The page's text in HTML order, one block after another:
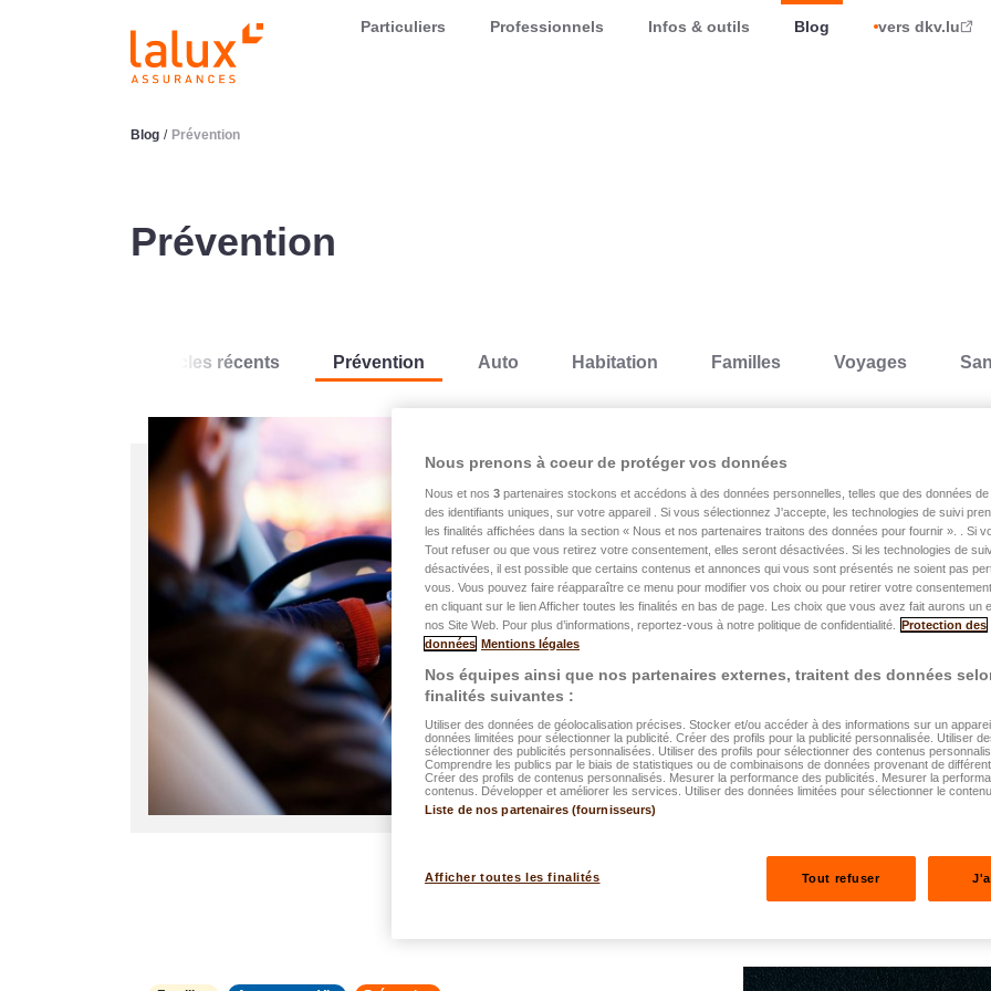
LALUX AssurancesParticuliers Professionnels Infos & outils Blog vers dkv.lu
Blog / Prévention
Prévention
Articles récents Prévention Auto Habitation Familles Voyages
27.01.2025
Tout savoir sur
Luxembourg
L’assurance auto peut
vous protéger sur la
conducteur expérimenté,
que vous preniez
et simple pour tout
Lire plus
Nous prenons à coeur de protéger vos données
Nous et nos 3 partenaires stockons et accédons à des données personnelles, telles que des données de
des identifiants uniques, sur votre appareil . Si vous sélectionnez J'accepte, les technologies de suivi
les finalités affichées dans la section « Nous et nos partenaires traitons des données pour fournir ». . Si
Tout refuser ou que vous retirez votre consentement, elles seront désactivées. Si les technologies de
désactivées, il est possible que certains contenus et annonces qui vous sont présentés ne soient pas
vous. Vous pouvez faire réapparaître ce menu pour modifier vos choix ou pour retirer votre
en cliquant sur le lien Afficher toutes les finalités en bas de page. Les choix que vous avez fait aurons un
nos Site Web. Pour plus d’informations, reportez-vous à notre politique de confidentialité.
Protection des
données Mentions légales
Nos équipes ainsi que nos partenaires externes, traitent des données
finalités suivantes :
Utiliser des données de géolocalisation précises. Stocker et/ou accéder à des informations sur un
données limitées pour sélectionner la publicité. Créer des profils pour la publicité personnalisée. Utiliser
sélectionner des publicités personnalisées. Utiliser des profils pour sélectionner des contenus
Comprendre les publics par le biais de statistiques ou de combinaisons de données provenant de
Créer des profils de contenus personnalisés. Mesurer la performance des publicités. Mesurer la
contenus. Développer et améliorer les services. Utiliser des données limitées pour sélectionner le contenu.
Liste de nos partenaires (fournisseurs)
Afficher toutes les finalités Tout refuser